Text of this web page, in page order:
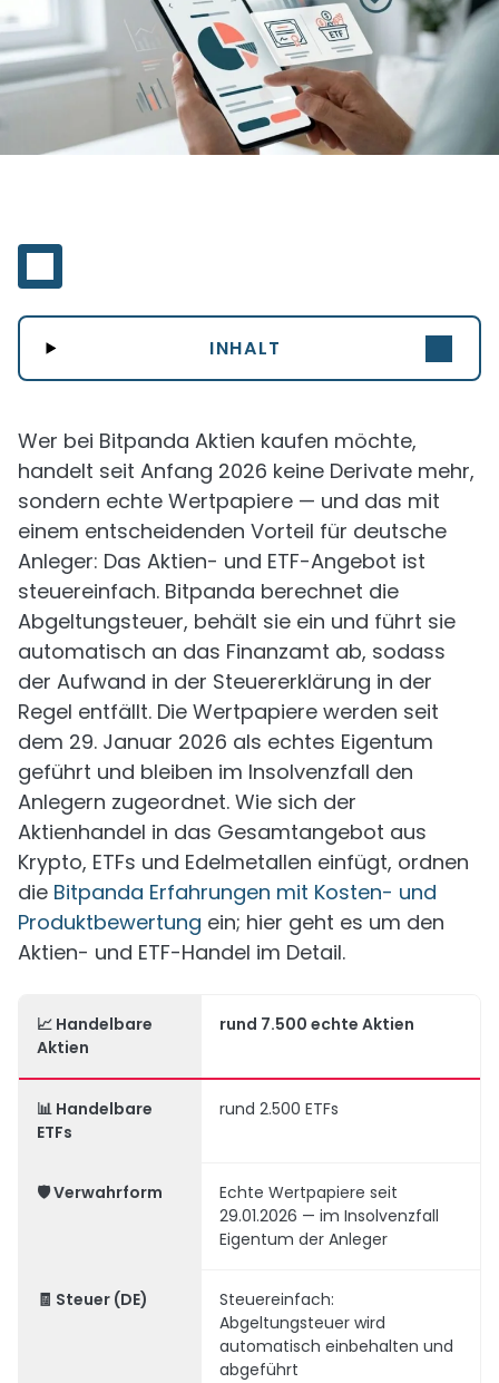
INHALT
Wer bei Bitpanda Aktien kaufen möchte,
handelt seit Anfang 2026 keine Derivate mehr,
sondern echte Wertpapiere — und das mit
einem entscheidenden Vorteil für deutsche
Anleger: Das Aktien- und ETF-Angebot ist
steuereinfach. Bitpanda berechnet die
Abgeltungsteuer, behält sie ein und führt sie
automatisch an das Finanzamt ab, sodass
der Aufwand in der Steuererklärung in der
Regel entfällt. Die Wertpapiere werden seit
dem 29. Januar 2026 als echtes Eigentum
geführt und bleiben im Insolvenzfall den
Anlegern zugeordnet. Wie sich der
Aktienhandel in das Gesamtangebot aus
Krypto, ETFs und Edelmetallen einfügt, ordnen
die Bitpanda Erfahrungen mit Kosten- und
Produktbewertung ein; hier geht es um den
Aktien- und ETF-Handel im Detail.
📈 Handelbare
Aktien
rund 7.500 echte Aktien
📊 Handelbare
ETFs
rund 2.500 ETFs
🛡️ Verwahrform
Echte Wertpapiere seit
29.01.2026 — im Insolvenzfall
Eigentum der Anleger
🧾 Steuer (DE)
Steuereinfach:
Abgeltungsteuer wird
automatisch einbehalten und
abgeführt